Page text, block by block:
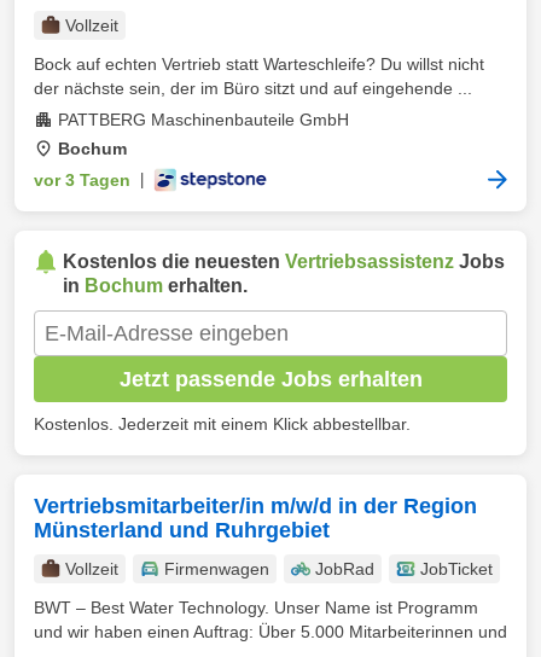
Vollzeit
Bock auf echten Vertrieb statt Warteschleife? Du willst nicht
der nächste sein, der im Büro sitzt und auf eingehende ...
PATTBERG Maschinenbauteile GmbH
Bochum
vor 3 Tagen
Kostenlos die neuesten Vertriebsassistenz Jobs
in Bochum erhalten.
Jetzt passende Jobs erhalten
Kostenlos. Jederzeit mit einem Klick abbestellbar.
Vertriebsmitarbeiter/in m/w/d in der Region
Münsterland und Ruhrgebiet
Vollzeit Firmenwagen JobRad
JobTicket
BWT – Best Water Technology. Unser Name ist Programm
und wir haben einen Auftrag: Über 5.000 Mitarbeiterinnen und